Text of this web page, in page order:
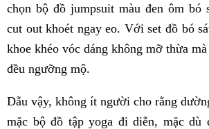
chọn bộ đồ jumpsuit màu đen ôm bó
cut out khoét ngay eo. Với set đồ bó
khoe khéo vóc dáng không mỡ thừa
đều ngưỡng mộ.
Dẫu vậy, không ít người cho rằng
mặc bộ đồ tập yoga đi diễn, mặc